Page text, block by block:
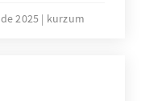
im
als
– rücken
auf
2025 kurzum